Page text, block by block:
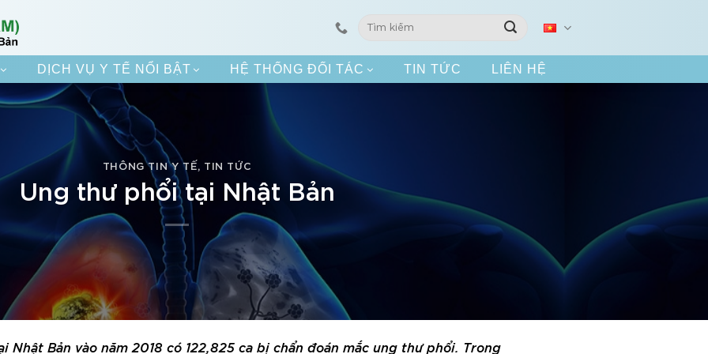
DỊCH VỤ Y TẾ NỔI BẬT HỆ THỐNG ĐỐI TÁC TIN TỨC LIÊN HỆ
THÔNG TIN Y TẾ, TIN TỨC
Ung thư phổi tại Nhật Bản
Nhật Bản vào năm 2018 có 122,825 ca bị chẩn đoán mắc ung thư phổi. Trong